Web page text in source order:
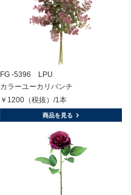
FG -5396 LPU
カラーユーカリバンチ
￥1200（税抜）/1本
商品を見る